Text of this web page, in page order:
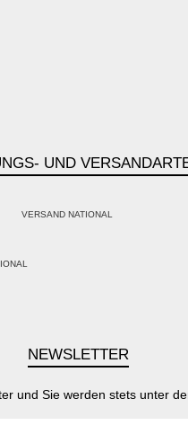
UND
VERSAND NATIONAL
NEWSLETTER
und Sie werden stets unter